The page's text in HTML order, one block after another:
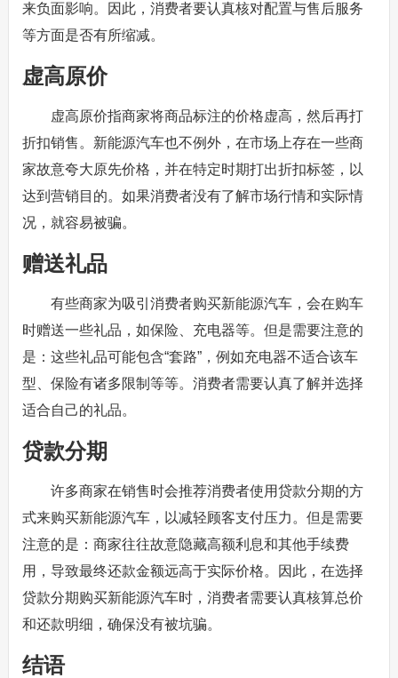
来负面影响。因此，消费者要认真核对配置与售后服务
等方面是否有所缩减。
虚高原价
虚高原价指商家将商品标注的价格虚高，然后再打
折扣销售。新能源汽车也不例外，在市场上存在一些商
家故意夸大原先价格，并在特定时期打出折扣标签，以
达到营销目的。如果消费者没有了解市场行情和实际情
况，就容易被骗。
赠送礼品
有些商家为吸引消费者购买新能源汽车，会在购车
时赠送一些礼品，如保险、充电器等。但是需要注意的
是：这些礼品可能包含“套路”，例如充电器不适合该车
型、保险有诸多限制等等。消费者需要认真了解并选择
适合自己的礼品。
贷款分期
许多商家在销售时会推荐消费者使用贷款分期的方
式来购买新能源汽车，以减轻顾客支付压力。但是需要
注意的是：商家往往故意隐藏高额利息和其他手续费
用，导致最终还款金额远高于实际价格。因此，在选择
贷款分期购买新能源汽车时，消费者需要认真核算总价
和还款明细，确保没有被坑骗。
结语